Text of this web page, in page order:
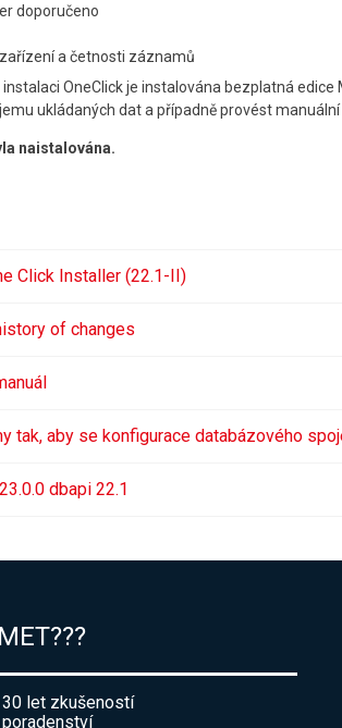
doporučeno
a četnosti záznamů
OneClick je instalována bezplatná
ukládaných dat a případně provést
naistalována.
Click Installer (22.1-II)
of changes
tak, aby se konfigurace databázového
dbapi 22.1
let zkušeností